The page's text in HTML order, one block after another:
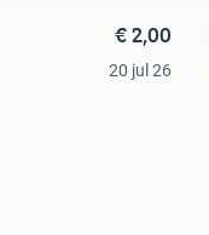
€ 2,00
20 jul 26